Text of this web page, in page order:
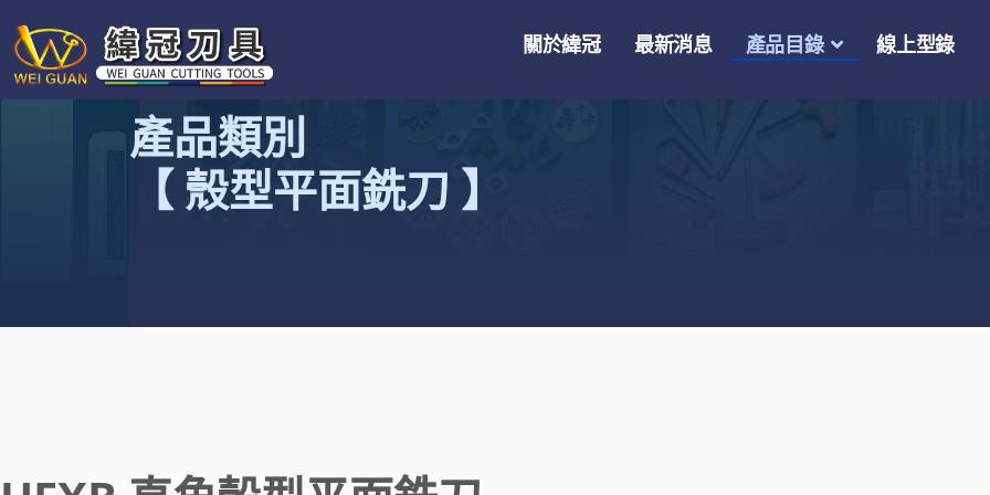
關於緯冠 最新消息 產品目錄 線上型錄
產品類別
【 殼型平面銑刀 】